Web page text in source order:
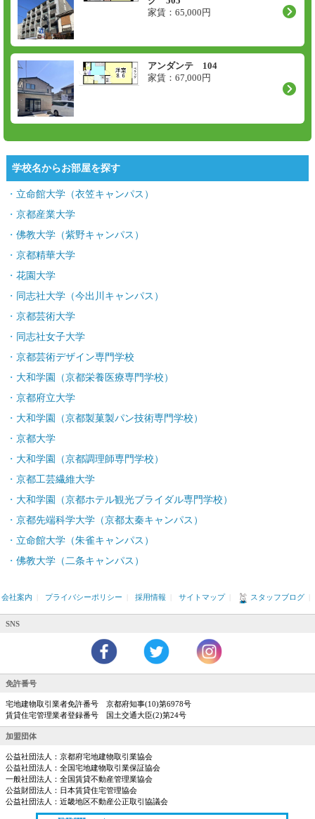
家賃： 65,000 円
アンダンテ 104
家賃： 67,000 円
学校名からお部屋を探す
立命館大学（衣笠キャンパス）
京都産業大学
佛教大学（紫野キャンパス）
京都精華大学
花園大学
同志社大学（今出川キャンパス）
京都芸術大学
同志社女子大学
京都芸術デザイン専門学校
大和学園（京都栄養医療専門学校）
京都府立大学
大和学園（京都製菓製パン技術専門学校）
京都大学
大和学園（京都調理師専門学校）
京都工芸繊維大学
大和学園（京都ホテル観光ブライダル専門学校）
京都先端科学大学（京都太秦キャンパス）
立命館大学（朱雀キャンパス）
佛教大学（二条キャンパス）
会社案内 プライバシーポリシー 採用情報 サイトマップ スタッフブログ
SNS
免許番号
宅地建物取引業者免許番号 京都府知事(10)第6978号
賃貸住宅管理業者登録番号 国土交通大臣(2)第24号
加盟団体
公益社団法人：京都府宅地建物取引業協会
公益社団法人：全国宅地建物取引業保証協会
一般社団法人：全国賃貸不動産管理業協会
公益財団法人：日本賃貸住宅管理協会
公益社団法人：近畿地区不動産公正取引協議会